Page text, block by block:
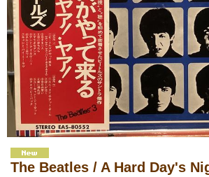
The Beatles / A Hard Day's